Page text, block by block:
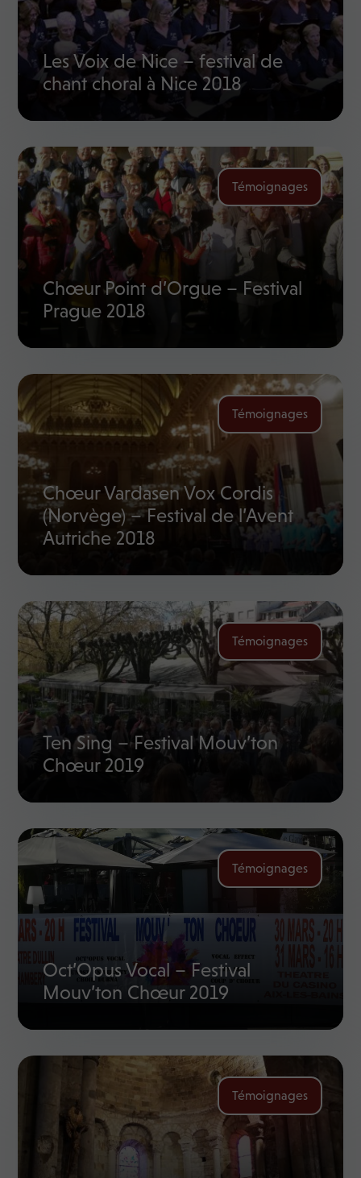
Les Voix de Nice – festival de
chant choral à Nice 2018
Témoignages
Chœur Point d’Orgue – Festival
Prague 2018
Témoignages
Chœur Vardasen Vox Cordis
(Norvège) – Festival de l’Avent
Autriche 2018
Témoignages
Ten Sing – Festival Mouv’ton
Chœur 2019
Témoignages
Oct’Opus Vocal – Festival
Mouv’ton Chœur 2019
Témoignages